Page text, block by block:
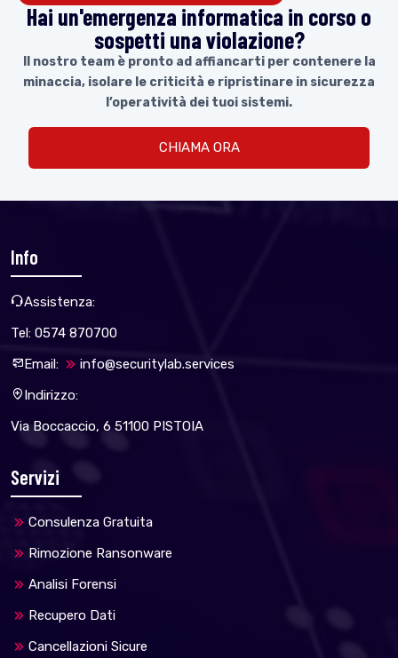
Hai un'emergenza informatica in corso o
sospetti una violazione?
Il nostro team è pronto ad affiancarti per contenere la
minaccia, isolare le criticità e ripristinare in sicurezza
l’operatività dei tuoi sistemi.
CHIAMA ORA
Info
Assistenza:
Tel: 0574 870700
Email:
info@securitylab.services
Indirizzo:
Via Boccaccio, 6 51100 PISTOIA
Servizi
Consulenza Gratuita
Rimozione Ransonware
Analisi Forensi
Recupero Dati
Cancellazioni Sicure